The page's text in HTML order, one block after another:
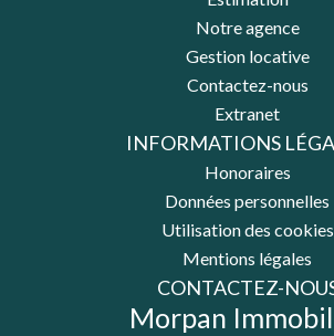
Notre agence
Gestion locative
Contactez-nous
Extranet
INFORMATIONS
Honoraires
Données personnelles
Utilisation des cookies
Mentions légales
CONTACTEZ-
Morpan